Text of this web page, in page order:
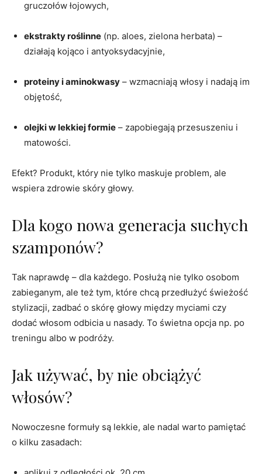
gruczołów łojowych,
ekstrakty roślinne (np. aloes, zielona herbata) –
działają kojąco i antyoksydacyjnie,
proteiny i aminokwasy – wzmacniają włosy i nadają im
objętość,
olejki w lekkiej formie – zapobiegają przesuszeniu i
matowości.
Efekt? Produkt, który nie tylko maskuje problem, ale
wspiera zdrowie skóry głowy.
Dla kogo nowa generacja suchych
szamponów?
Tak naprawdę – dla każdego. Posłużą nie tylko osobom
zabieganym, ale też tym, które chcą przedłużyć świeżość
stylizacji, zadbać o skórę głowy między myciami czy
dodać włosom odbicia u nasady. To świetna opcja np. po
treningu albo w podróży.
Jak używać, by nie obciążyć
włosów?
Nowoczesne formuły są lekkie, ale nadal warto pamiętać
o kilku zasadach: